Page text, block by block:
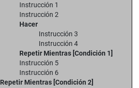
Instrucción 1
Instrucción 2
Hacer
Instrucción 3
Instrucción 4
Repetir Mientras [Condición 1]
Instrucción 5
Instrucción 6
Repetir Mientras [Condición 2]